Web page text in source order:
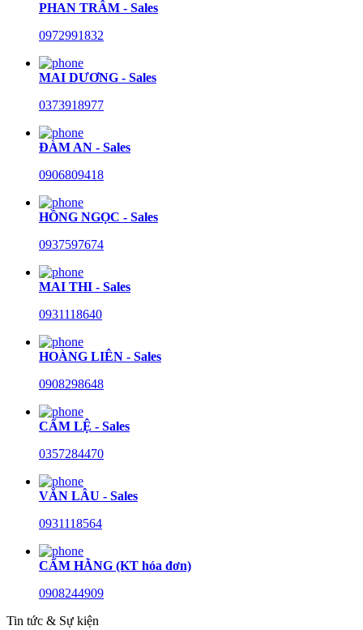
PHAN TRÂM - Sales
0972991832
MAI DƯƠNG - Sales
0373918977
ĐÀM AN - Sales
0906809418
HỒNG NGỌC - Sales
0937597674
MAI THI - Sales
0931118640
HOÀNG LIÊN - Sales
0908298648
CẨM LỆ - Sales
0357284470
VĂN LÂU - Sales
0931118564
CẨM HẰNG (KT hóa đơn)
0908244909
Tin tức & Sự kiện